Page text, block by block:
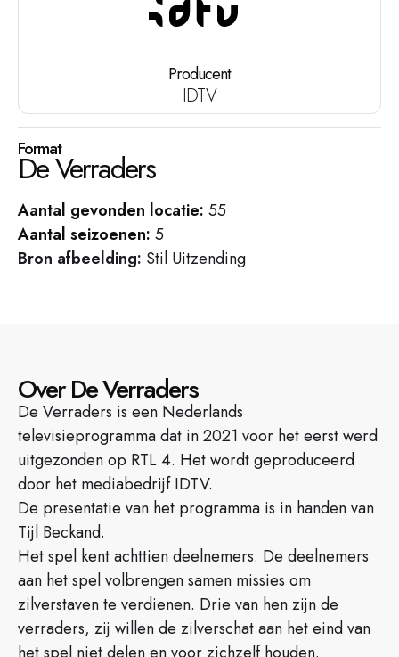
Producent
IDTV
Format
De Verraders
Aantal gevonden locatie: 55
Aantal seizoenen: 5
Bron afbeelding: Stil Uitzending
Over De Verraders
De Verraders is een Nederlands
televisieprogramma dat in 2021 voor het eerst werd
uitgezonden op RTL 4. Het wordt geproduceerd
door het mediabedrijf IDTV.
De presentatie van het programma is in handen van
Tijl Beckand.
Het spel kent achttien deelnemers. De deelnemers
aan het spel volbrengen samen missies om
zilverstaven te verdienen. Drie van hen zijn de
verraders, zij willen de zilverschat aan het eind van
het spel niet delen en voor zichzelf houden.